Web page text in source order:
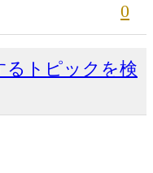
0
るトピックを検